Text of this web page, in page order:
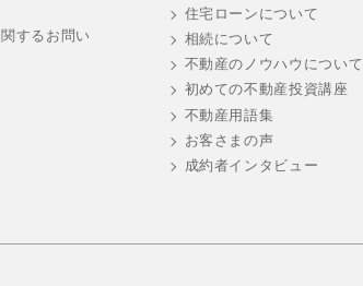
するお問い
住宅ローンについて
相続について
不動産のノウハウについて
初めての不動産投資講座
不動産用語集
お客さまの声
成約者インタビュー